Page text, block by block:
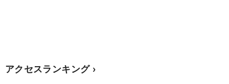
アクセスランキング